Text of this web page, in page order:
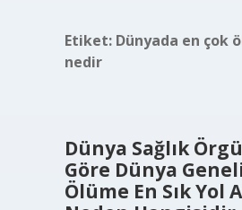
Etiket: Dünyada en çok
nedir
Dünya Sağlık
Göre Dünya
Ölüme En Sık Yol